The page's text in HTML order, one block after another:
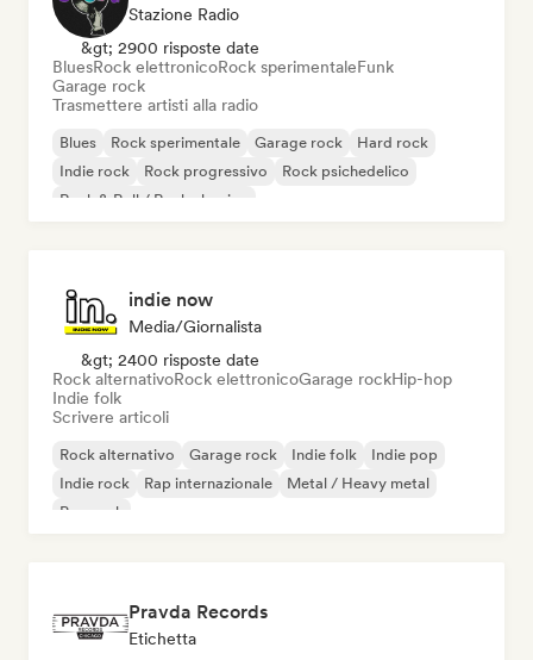
Stazione Radio
&gt; 2900 risposte date
BluesRock elettronicoRock sperimentaleFunk
Garage rock
Trasmettere artisti alla radio
Blues Rock sperimentale Garage rock
Hard rock
Indie rock
Rock progressivo
Rock psichedelico
Rock & Roll / Rock classico
indie now
Media/Giornalista
&gt; 2400 risposte date
Rock alternativoRock elettronicoGarage rockHip-hop
Indie folk
Scrivere articoli
Rock alternativo Garage rock Indie folk
Indie pop
Indie rock
Rap internazionale
Metal / Heavy metal
Pop rock
Pravda Records
Etichetta